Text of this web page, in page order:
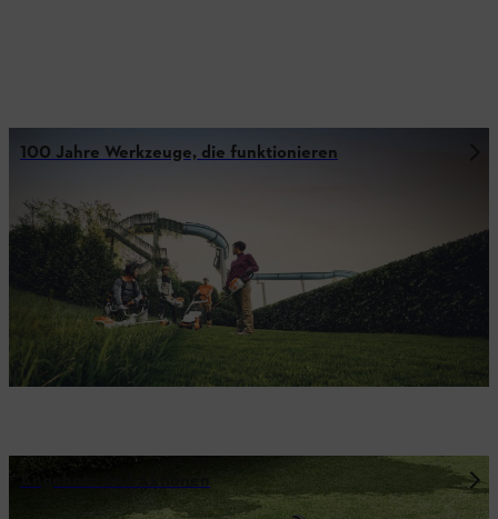
100 Jahre Werkzeuge, die funktionieren
Angebote und Aktionen